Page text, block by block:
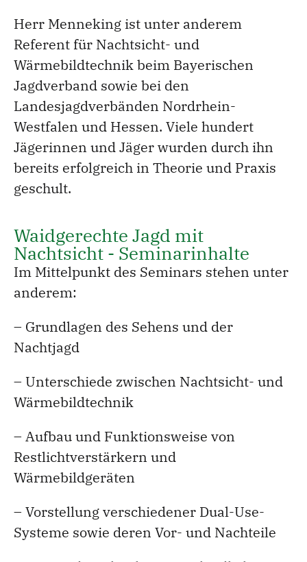
Herr Menneking ist unter anderem
Referent für Nachtsicht- und
Wärmebildtechnik beim Bayerischen
Jagdverband sowie bei den
Landesjagdverbänden Nordrhein-
Westfalen und Hessen. Viele hundert
Jägerinnen und Jäger wurden durch ihn
bereits erfolgreich in Theorie und Praxis
geschult.
Waidgerechte Jagd mit
Nachtsicht - Seminarinhalte
Im Mittelpunkt des Seminars stehen unter
anderem:
– Grundlagen des Sehens und der
Nachtjagd
– Unterschiede zwischen Nachtsicht- und
Wärmebildtechnik
– Aufbau und Funktionsweise von
Restlichtverstärkern und
Wärmebildgeräten
– Vorstellung verschiedener Dual-Use-
Systeme sowie deren Vor- und Nachteile